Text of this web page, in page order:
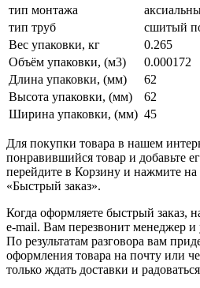
тип монтажа
тип труб
сшитый
Вес упаковки, кг
0.265
Объём упаковки, (м3)
0.000172
Длина упаковки, (мм)
62
Высота упаковки, (мм)
62
Ширина упаковки, (мм) 45
Для покупки товара в нашем
понравившийся товар и добавьте
перейдите в Корзину и нажмите
«Быстрый заказ».
Когда оформляете быстрый
e-mail. Вам перезвонит менеджер и
По результатам разговора вам
оформления товара на почту или
только ждать доставки и